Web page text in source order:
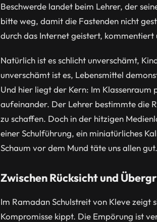
Beschwerde landet beim Lehrer, der
bitte weg, damit die Fastenden nicht
durch das Internet geistert,
Natürlich ist es schlicht unverschämt,
unverschämt ist es, Lebensmittel
Und hier liegt der Kern: Im
aufeinander. Der Lehrer bestimmte die
zu schaffen. Doch in der hitzigen
einer Schulführung, ein miniatürliches
Schaum vor dem Mund täte uns allen gut.
Zwischen Rücksicht und
Im Ramadan Schulstreit von Kleve zeigt
Kompromisse kippt. Die Empörung ist